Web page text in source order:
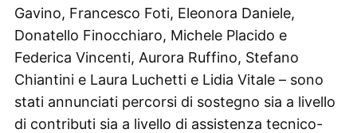
Gavino, Francesco Foti, Eleonora Daniele,
Donatello Finocchiaro, Michele Placido e
Federica Vincenti, Aurora Ruffino, Stefano
Chiantini e Laura Luchetti e Lidia Vitale – sono
stati annunciati percorsi di sostegno sia a livello
di contributi sia a livello di assistenza tecnico-